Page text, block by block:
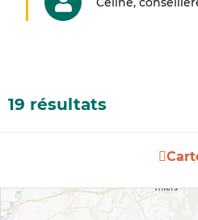
19 résultats